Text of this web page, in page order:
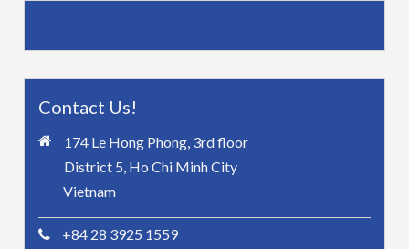
Contact Us!
174 Le Hong Phong, 3rd floor
District 5, Ho Chi Minh City
Vietnam
+84 28 3925 1559